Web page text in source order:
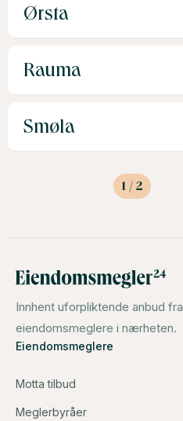
Ørsta
Rauma
Smøla
1 / 2
Innhent uforpliktende anbud fra
eiendomsmeglere i nærheten.
Eiendomsmeglere
Motta tilbud
Meglerbyråer